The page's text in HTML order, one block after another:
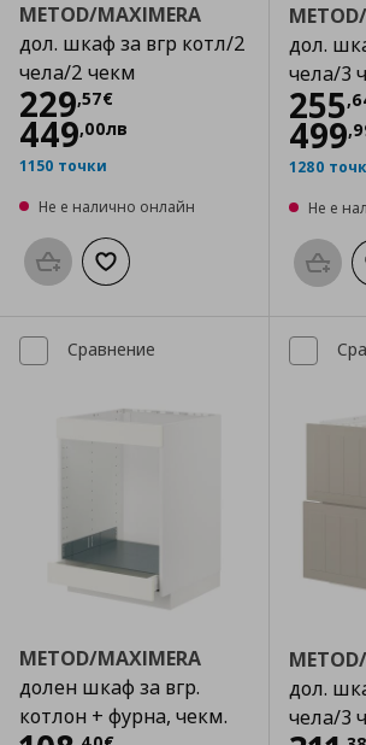
METOD/MAXIMERA
дол. шкаф за вгр котл/2
чела/2 чекм
229,57€
Цена
449,00лв
1150 точки
Не е налично онлайн
Προσθήκη στο καλάθι
Добави към списъка с любими
дол.
чела/3
255,
499,
1280
Не е
Сравнение
METOD/MAXIMERA
долен шкаф за вгр.
котлон + фурна, чекм.
дол.
чела/3